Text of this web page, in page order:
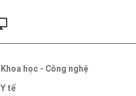
Khoa học - Công nghệ
Y tế